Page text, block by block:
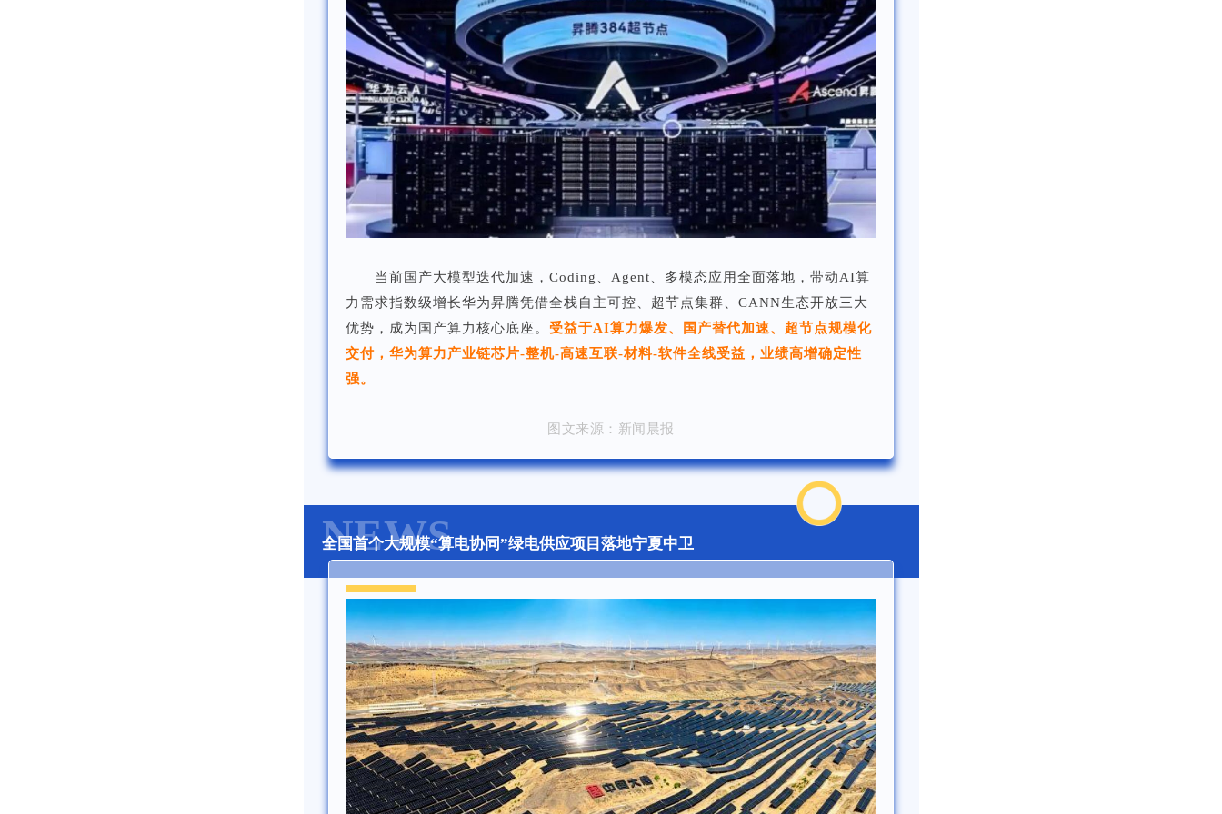
当前国产大模型迭代加速，Coding、Agent、多模态应用全面落地，带动AI算
力需求指数级增长华为昇腾凭借全栈自主可控、超节点集群、CANN生态开放三大
优势，成为国产算力核心底座。 受益于AI算力爆发、国产替代加速、超节点规模化
交付，华为算力产业链芯片-整机-高速互联-材料-软件全线受益，业绩高增确定性
强。
图文来源：新闻晨报
NEWS
全国首个大规模“算电协同”绿电供应项目落地宁夏中卫